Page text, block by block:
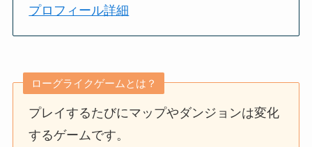
プロフィール詳細
ローグライクゲームとは？
プレイするたびにマップやダンジョンは変化
するゲームです。